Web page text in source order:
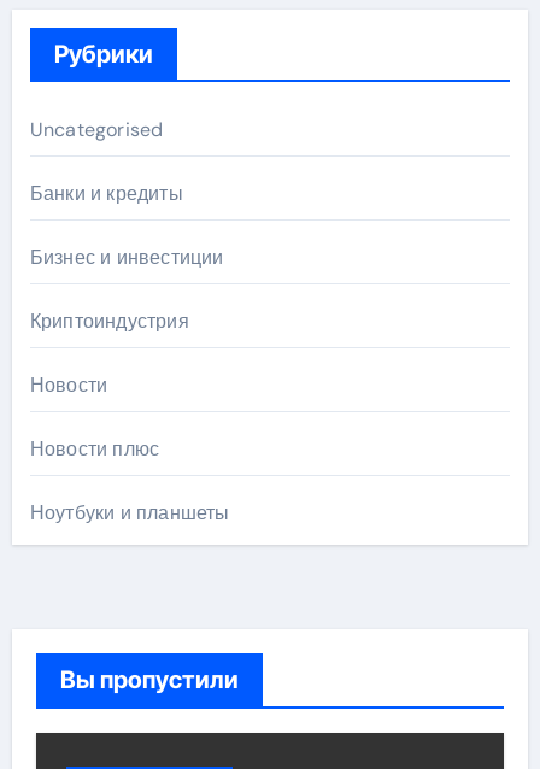
Рубрики
Uncategorised
Банки и кредиты
Бизнес и инвестиции
Криптоиндустрия
Новости
Новости плюс
Ноутбуки и планшеты
Вы пропустили